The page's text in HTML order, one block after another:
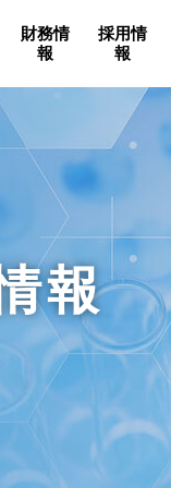
財務情
報
採用情
報
報